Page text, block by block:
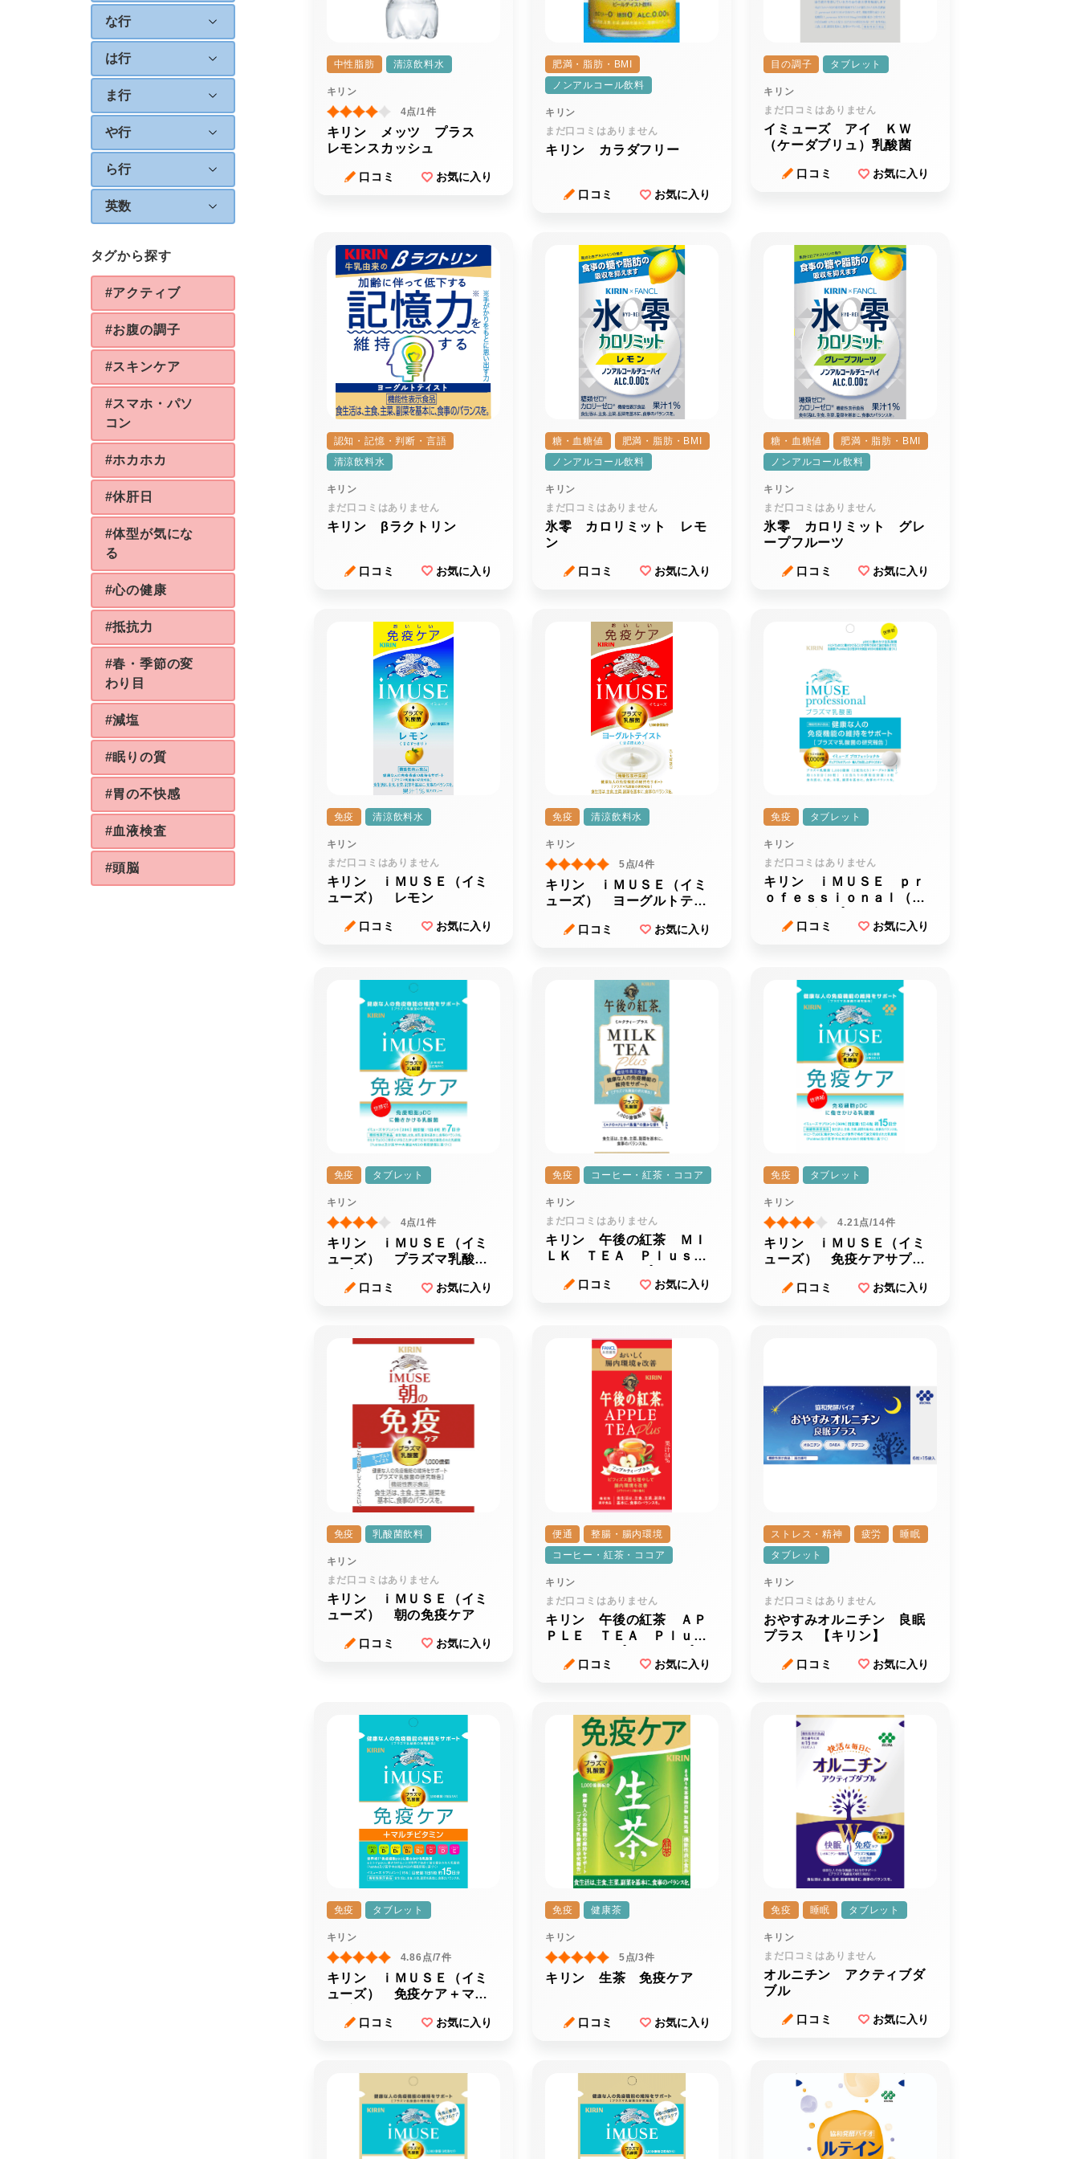
な行
は行
ま行
や行
ら行
英数
タグから探す
#アクティブ
#お腹の調子
#スキンケア
#スマホ・パソ
コン
#ホカホカ
#休肝日
#体型が気にな
る
#心の健康
#抵抗力
#春・季節の変
わり目
#減塩
#眠りの質
#胃の不快感
#血液検査
#頭脳
中性脂肪 清涼飲料水
キリン
4点/1件
キリン メッツ プラス
レモンスカッシュ
口コミ お気に入り
肥満・脂肪・BMI
ノンアルコール飲料
キリン
まだ口コミはありません
キリン カラダフリー
口コミ お気に入り
目の調子 タブレット
キリン
まだ口コミはありません
イミューズ アイ ＫＷ
（ケーダブリュ）乳酸菌
口コミ お気に入り
認知・記憶・判断・言語
清涼飲料水
キリン
まだ口コミはありません
キリン βラクトリン
口コミ お気に入り
糖・血糖値
肥満・脂肪・BMI
ノンアルコール飲料
キリン
まだ口コミはありません
氷零 カロリミット レモ
ン
口コミ お気に入り
糖・血糖値
肥満・脂肪・BMI
ノンアルコール飲料
キリン
まだ口コミはありません
氷零 カロリミット グレ
ープフルーツ
口コミ お気に入り
免疫 清涼飲料水
キリン
まだ口コミはありません
キリン ｉＭＵＳＥ（イミ
ューズ） レモン
口コミ お気に入り
免疫 清涼飲料水
キリン
5点/4件
キリン ｉＭＵＳＥ（イミ
ューズ） ヨーグルトテイ
口コミ お気に入り
免疫 タブレット
キリン
まだ口コミはありません
キリン ｉＭＵＳＥ ｐｒ
ｏｆｅｓｓｉｏｎａｌ（イ
ナル） プラズマ乳酸菌サ
口コミ お気に入り
免疫 タブレット
キリン
4点/1件
キリン ｉＭＵＳＥ（イミ
ューズ） プラズマ乳酸菌
口コミ お気に入り
免疫 コーヒー・紅茶・ココア
キリン
まだ口コミはありません
キリン 午後の紅茶 ＭＩ
ＬＫ ＴＥＡ Ｐｌｕｓ
口コミ お気に入り
免疫 タブレット
キリン
4.21点/14件
キリン ｉＭＵＳＥ（イミ
ューズ） 免疫ケアサプリ
口コミ お気に入り
免疫 乳酸菌飲料
キリン
まだ口コミはありません
キリン ｉＭＵＳＥ（イミ
ューズ） 朝の免疫ケア
口コミ お気に入り
便通
整腸・腸内環境
コーヒー・紅茶・ココア
キリン
まだ口コミはありません
キリン 午後の紅茶 ＡＰ
ＰＬＥ ＴＥＡ Ｐｌｕ
ス） 口コミ お気に入り
ストレス・精神 疲労
睡眠
タブレット
キリン
まだ口コミはありません
おやすみオルニチン 良眠
プラス 【キリン】
口コミ お気に入り
免疫 タブレット
キリン
4.86点/7件
キリン ｉＭＵＳＥ（イミ
ューズ） 免疫ケア＋マル
口コミ お気に入り
免疫 健康茶
キリン
5点/3件
キリン 生茶 免疫ケア
口コミ お気に入り
免疫 睡眠 タブレット
キリン
まだ口コミはありません
オルニチン アクティブダ
ブル
口コミ お気に入り